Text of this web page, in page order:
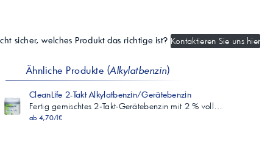
Destillationsrückstand
n-Hexangehalt
max. 0,5 Vol-%
Cycloalkangehalt
0,02 Vol-%
sicher, welches Produkt das richtige ist? Kontaktieren Sie uns hier
Ähnliche Produkte (Alkylatbenzin)
CleanLife 2-Takt Alkylatbenzin/Gerätebenzin
Fertig gemischtes 2‑Takt-Gerätebenzin mit 2 % voll…
ab 4,70/l€